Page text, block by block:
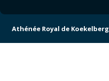
Athénée Royal de Koekelberg